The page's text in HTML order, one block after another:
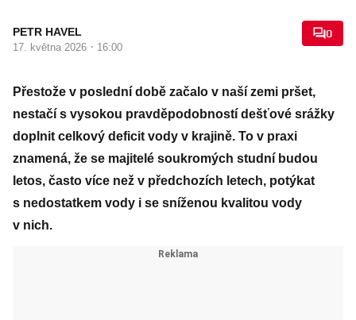
PETR HAVEL
17. května 2026 · 16:00
0
Přestože v poslední době začalo v naší zemi pršet,
nestačí s vysokou pravděpodobností dešťové srážky
doplnit celkový deficit vody v krajině. To v praxi
znamená, že se majitelé soukromých studní budou
letos, často více než v předchozích letech, potýkat
s nedostatkem vody i se sníženou kvalitou vody
v nich.